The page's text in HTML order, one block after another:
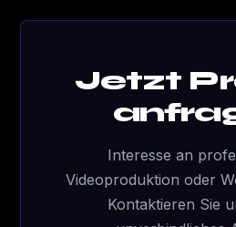
Jetzt
Interesse an
Videoproduktion oder
Kontaktieren Sie